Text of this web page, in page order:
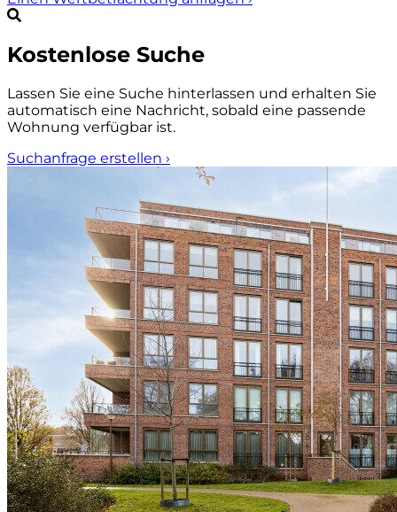
Kostenlose Suche
Lassen Sie eine Suche hinterlassen und erhalten Sie
automatisch eine Nachricht, sobald eine passende
Wohnung verfügbar ist.
Suchanfrage erstellen ›